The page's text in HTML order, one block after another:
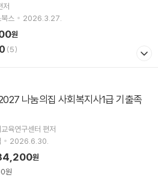
저
스
2026.3.27.
원
(5)
육연구센터 편저
2026.6.30.
원
원